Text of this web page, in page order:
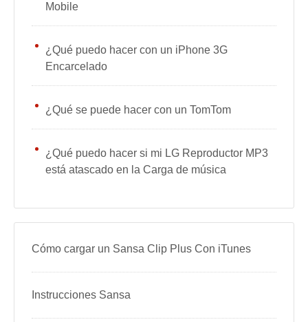
Mobile
¿Qué puedo hacer con un iPhone 3G
Encarcelado
¿Qué se puede hacer con un TomTom
¿Qué puedo hacer si mi LG Reproductor MP3
está atascado en la Carga de música
Cómo cargar un Sansa Clip Plus Con iTunes
Instrucciones Sansa